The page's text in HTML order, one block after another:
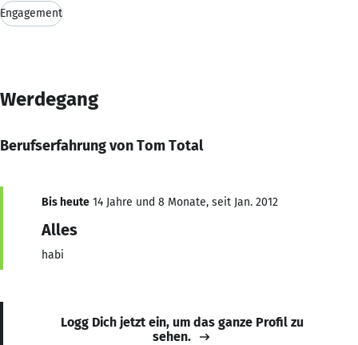
Engagement
Werdegang
Berufserfahrung von Tom Total
Bis heute 14 Jahre und 8 Monate, seit Jan. 2012
Alles
habi
Logg Dich jetzt ein, um das ganze Profil zu
sehen.